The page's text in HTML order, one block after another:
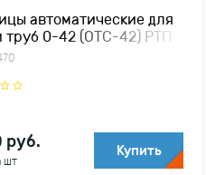
автоматические для
труб 0-42 (ОТС-42) РТП
руб.
шт
Купить